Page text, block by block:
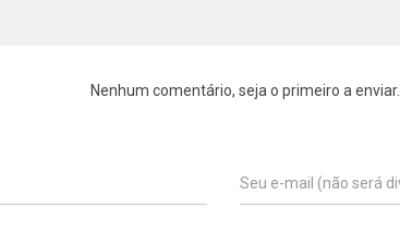
Nenhum comentário, seja o primeiro a enviar.